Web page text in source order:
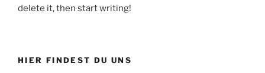
delete it, then start writing!
HIER FINDEST DU UNS